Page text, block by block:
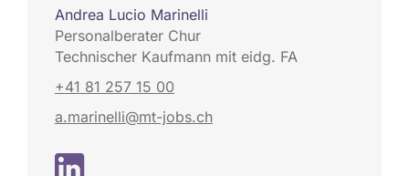
Andrea Lucio Marinelli
Personalberater Chur
Technischer Kaufmann mit eidg. FA
+41 81 257 15 00
a.marinelli@mt-jobs.ch